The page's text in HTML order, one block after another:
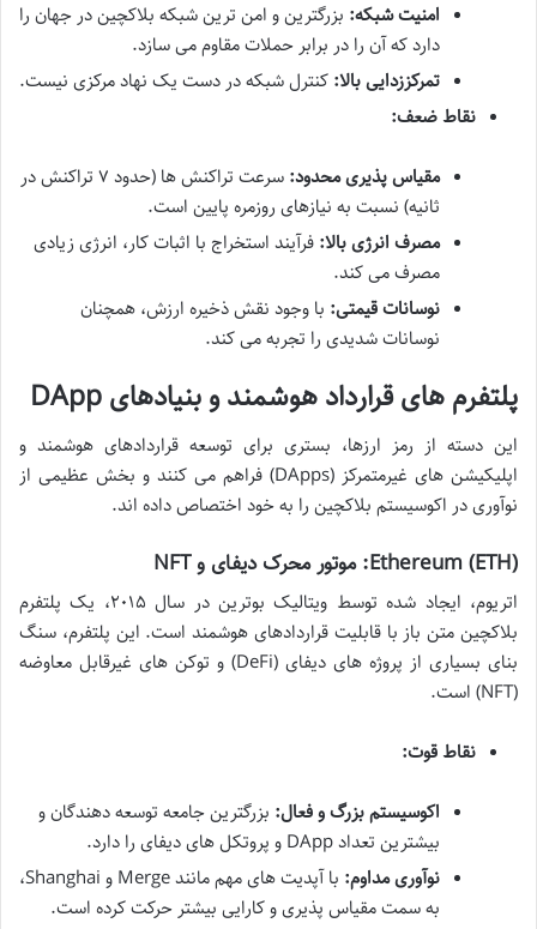
امنیت شبکه: بزرگترین و امن ترین شبکه بلاکچین در جهان را
دارد که آن را در برابر حملات مقاوم می سازد.
تمرکززدایی بالا: کنترل شبکه در دست یک نهاد مرکزی نیست.
نقاط ضعف:
مقیاس پذیری محدود:
سرعت تراکنش ها (حدود ۷ تراکنش در
ثانیه) نسبت به نیازهای روزمره پایین است.
مصرف انرژی بالا: فرآیند استخراج با اثبات کار، انرژی زیادی
مصرف می کند.
نوسانات قیمتی: با وجود نقش ذخیره ارزش، همچنان
نوسانات شدیدی را تجربه می کند.
پلتفرم های قرارداد هوشمند و بنیادهای DApp
این دسته از رمز ارزها، بستری برای توسعه قراردادهای هوشمند و
اپلیکیشن های غیرمتمرکز (DApps) فراهم می کنند و بخش عظیمی از
نوآوری در اکوسیستم بلاکچین را به خود اختصاص داده اند.
Ethereum (ETH): موتور محرک دیفای و NFT
اتریوم، ایجاد شده توسط ویتالیک بوترین در سال ۲۰۱۵، یک پلتفرم
بلاکچین متن باز با قابلیت قراردادهای هوشمند است. این پلتفرم، سنگ
بنای بسیاری از پروژه های دیفای (DeFi) و توکن های غیرقابل معاوضه
(NFT) است.
نقاط قوت:
اکوسیستم بزرگ و فعال: بزرگترین جامعه توسعه دهندگان و
بیشترین تعداد DApp و پروتکل های دیفای را دارد.
نوآوری مداوم:
با آپدیت های مهم مانند Merge و Shanghai،
به سمت مقیاس پذیری و کارایی بیشتر حرکت کرده است.